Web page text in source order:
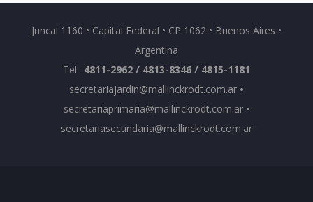
Juncal 1160 • Capital Federal • CP 1062 • Buenos Aires •
Argentina
Tel.: 4811-2962 / 4813-8346 / 4815-1181
secretariajardin@mallinckrodt.com.ar •
secretariaprimaria@mallinckrodt.com.ar •
secretariasecundaria@mallinckrodt.com.ar